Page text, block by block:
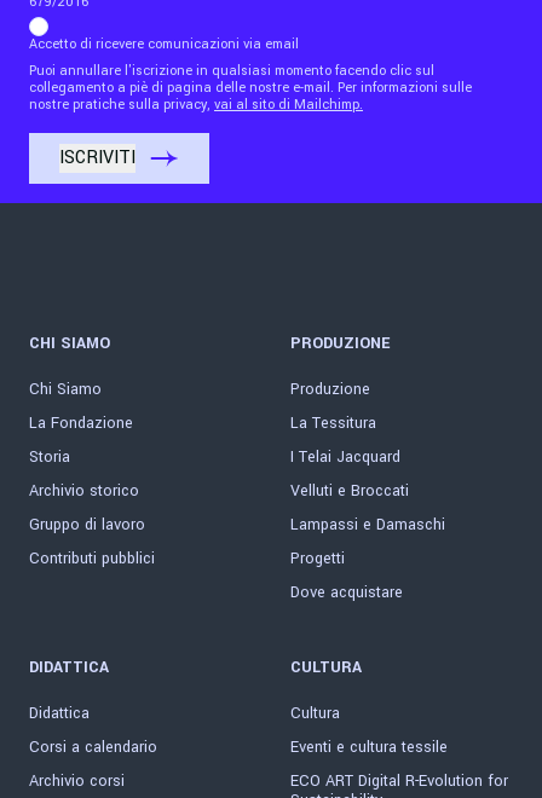
Accetto di ricevere comunicazioni via email
Puoi annullare l'iscrizione in qualsiasi momento facendo clic sul
collegamento a piè di pagina delle nostre e-mail. Per informazioni sulle
nostre pratiche sulla privacy, vai al sito di Mailchimp.
CHI SIAMO
Chi Siamo
La Fondazione
Storia
Archivio storico
Gruppo di lavoro
Contributi pubblici
PRODUZIONE
Produzione
La Tessitura
I Telai Jacquard
Velluti e Broccati
Lampassi e Damaschi
Progetti
Dove acquistare
DIDATTICA
Didattica
Corsi a calendario
Archivio corsi
CULTURA
Cultura
Eventi e cultura tessile
ECO ART Digital R-Evolution for